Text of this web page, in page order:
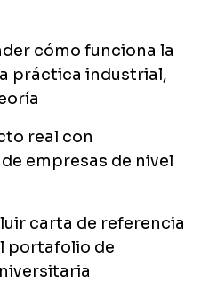
cómo funciona la
práctica industrial,
real con
empresas de nivel
carta de referencia
portafolio de